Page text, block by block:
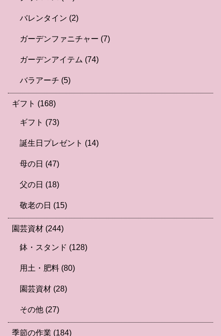
バレンタイン (2)
ガーデンファニチャー (7)
ガーデンアイテム (74)
バラアーチ (5)
ギフト (168)
ギフト (73)
誕生日プレゼント (14)
母の日 (47)
父の日 (18)
敬老の日 (15)
園芸資材 (244)
鉢・スタンド (128)
用土・肥料 (80)
園芸資材 (28)
その他 (27)
季節の作業 (184)